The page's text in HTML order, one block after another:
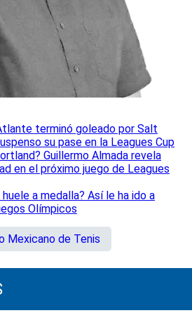
terminó goleado por Salt
su pase en la Leagues Cup
Guillermo Almada revela
en el próximo juego de Leagues
a medalla? Así le ha ido a
Olímpicos
Mexicano de Tenis